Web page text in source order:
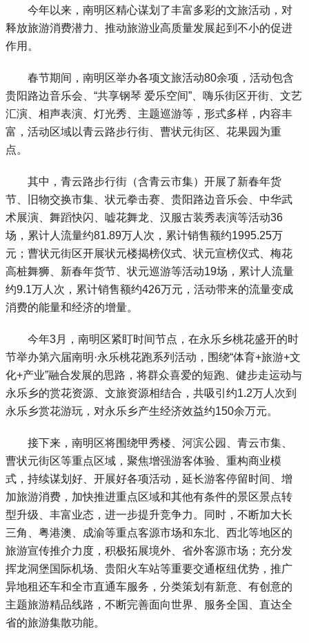
今年以来，南明区精心谋划了丰富多彩的文旅活动，对
释放旅游消费潜力、推动旅游业高质量发展起到不小的促进
作用。
春节期间，南明区举办各项文旅活动80余项，活动包含
贵阳路边音乐会、“共享钢琴 爱乐空间”、嗨乐街区开街、文艺
汇演、相声表演、灯光秀、主题巡游等，形式多样，内容丰
富，活动区域以青云路步行街、曹状元街区、花果园为重
点。
其中，青云路步行街（含青云市集）开展了新春年货
节、旧物交换市集、状元拳击赛、贵阳路边音乐会、中华武
术展演、舞蹈快闪、嘘花舞龙、汉服古装秀表演等活动36
场，累计人流量约81.89万人次，累计销售额约1995.25万
元；曹状元街区开展状元楼揭榜仪式、状元宣榜仪式、梅花
高桩舞狮、新春年货节、状元巡游等活动19场，累计人流量
约9.1万人次，累计销售额约426万元，活动带来的流量变成
消费的能量和经济的增量。
今年3月，南明区紧盯时间节点，在永乐乡桃花盛开的时
节举办第六届南明·永乐桃花跑系列活动，围绕“体育+旅游+文
化+产业”融合发展的思路，将群众喜爱的短跑、健步走运动与
永乐乡的赏花资源、文旅资源相结合，共吸引约1.2万人次到
永乐乡赏花游玩，对永乐乡产生经济效益约150余万元。
接下来，南明区将围绕甲秀楼、河滨公园、青云市集、
曹状元街区等重点区域，聚焦增强游客体验、重构商业模
式，持续谋划好、开展好各项活动，延长游客停留时间、增
加旅游消费，加快推进重点区域和其他有条件的景区景点转
型升级、丰富业态，进一步提升竞争力。同时，不断加大长
三角、粤港澳、成渝等重点客源市场和东北、西北等地区的
旅游宣传推介力度，积极拓展境外、省外客源市场；充分发
挥龙洞堡国际机场、贵阳火车站等重要交通枢纽优势，推广
异地租还车和全市直通车服务，分类策划有新意、有创意的
主题旅游精品线路，不断完善面向世界、服务全国、直达全
省的旅游集散功能。